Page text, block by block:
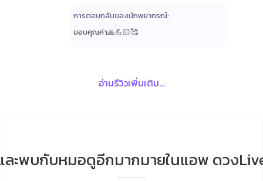
การตอบกลับของนักพยากรณ์:
ขอบคุณค่า🙏💪🏻🥰
อ่านรีวิวเพิ่มเติม...
ละพบกับหมอดูอีกมากมายในแอพ ดวง